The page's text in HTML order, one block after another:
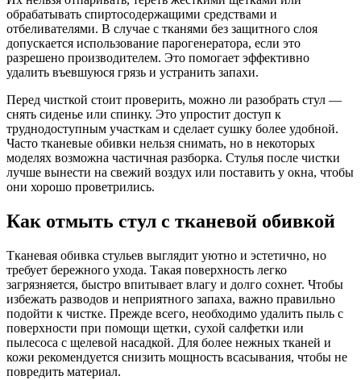
обрабатывать спиртосодержащими средствами и
отбеливателями. В случае с тканями без защитного слоя
допускается использование парогенератора, если это
разрешено производителем. Это помогает эффективно
удалить въевшуюся грязь и устранить запахи.
Перед чисткой стоит проверить, можно ли разобрать стул —
снять сиденье или спинку. Это упростит доступ к
труднодоступным участкам и сделает сушку более удобной.
Часто тканевые обивки нельзя снимать, но в некоторых
моделях возможна частичная разборка. Стулья после чистки
лучше вынести на свежий воздух или поставить у окна, чтобы
они хорошо проветрились.
Как отмыть стул с тканевой обивкой
Тканевая обивка стульев выглядит уютно и эстетично, но
требует бережного ухода. Такая поверхность легко
загрязняется, быстро впитывает влагу и долго сохнет. Чтобы
избежать разводов и неприятного запаха, важно правильно
подойти к чистке. Прежде всего, необходимо удалить пыль с
поверхности при помощи щетки, сухой салфетки или
пылесоса с щелевой насадкой. Для более нежных тканей и
кожи рекомендуется снизить мощность всасывания, чтобы не
повредить материал.